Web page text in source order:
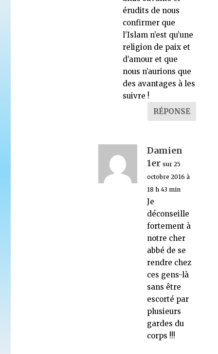
érudits de nous
confirmer que
l’Islam n’est qu’une
religion de paix et
d’amour et que
nous n’aurions que
des avantages à les
suivre !
RÉPONSE
Damien
1er sur 25
octobre 2016 à
18 h 43 min
Je
déconseille
fortement à
notre cher
abbé de se
rendre chez
ces gens-là
sans être
escorté par
plusieurs
gardes du
corps !!!